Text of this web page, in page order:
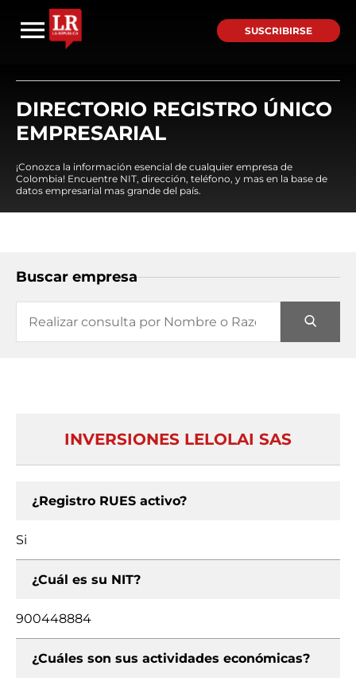
SUSCRIBIRSE
DIRECTORIO REGISTRO ÚNICO
EMPRESARIAL
¡Conozca la información esencial de cualquier empresa de
Colombia! Encuentre NIT, dirección, teléfono, y mas en la base de
datos empresarial mas grande del país.
Buscar empresa
INVERSIONES LELOLAI SAS
¿Registro RUES activo?
Si
¿Cuál es su NIT?
900448884
¿Cuáles son sus actividades económicas?